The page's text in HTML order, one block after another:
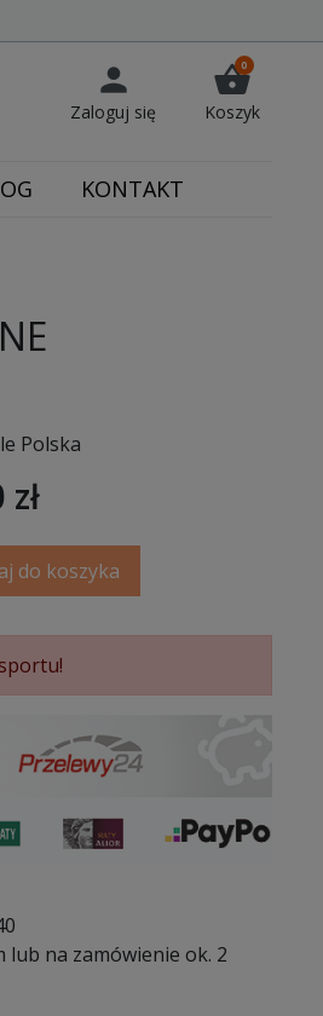
person
Zaloguj się
shopping_basket
0
Koszyk
KONTAKT
Polska
do koszyka
na zamówienie ok. 2